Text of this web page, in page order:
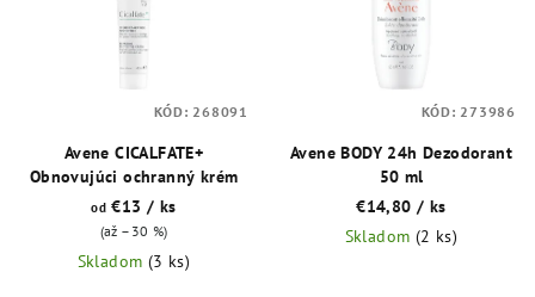
Avene CICALFATE+
Obnovujúci ochranný krém
od €13/ ks
(až –30 %)
Skladom (3 ks)
KÓD: 268091
Avene BODY 24h Dezodorant
50 ml
€14,80/ ks
Skladom (2 ks)
KÓD: 273986